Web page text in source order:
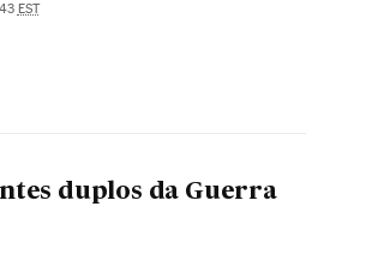
EST
duplos da Guerra